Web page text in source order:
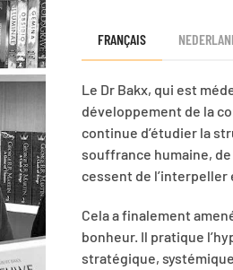
FRANÇAIS
Le Dr Bakx, qui est
développement de la
continue d’étudier la
souffrance humaine, de
cessent de l’interpeller
Cela a finalement
bonheur. Il pratique
stratégique,